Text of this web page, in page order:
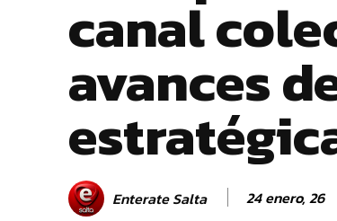
canal
avances
Enterate Salta 24 enero, 26